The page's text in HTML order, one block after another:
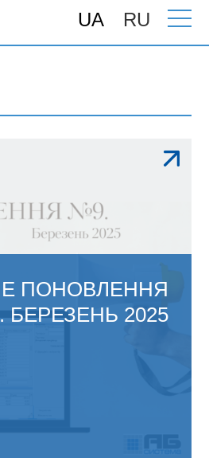
UA RU
> Новини сторінка 2
ПОНОВЛЕННЯ
БЕРЕЗЕНЬ 2025